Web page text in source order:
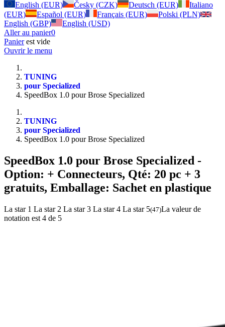
English (EUR)
Česky (CZK) Deutsch (EUR)
Italiano
(EUR)
Español (EUR) Français (EUR)
Polski (PLN)
English (GBP)
English (USD)
Aller au panier0
Panierest vide
Ouvrir le menu
TUNING
pour Specialized
SpeedBox 1.0 pour Brose Specialized
TUNING
pour Specialized
SpeedBox 1.0 pour Brose Specialized
SpeedBox 1.0 pour Brose Specialized -
Option: + Connecteurs, Qté: 20 pc + 3
gratuits, Emballage: Sachet en plastique
La star 1 La star 2 La star 3 La star 4 La star 5(47)La valeur de
notation est 4 de 5